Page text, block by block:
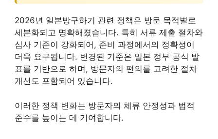
2026년 일본방구하기 관련 정책은 방문 목적별로
세분화되고 명확해졌습니다. 특히 서류 제출 절차와
심사 기준이 강화되어, 준비 과정에서의 정확성이
더욱 요구됩니다. 변경된 기준은 일본 정부 공식 발
표를 기반으로 하며, 방문자의 편의를 고려한 절차
개선도 포함되어 있습니다.
이러한 정책 변화는 방문자의 체류 안정성과 법적
준수를 높이는 데 기여합니다.